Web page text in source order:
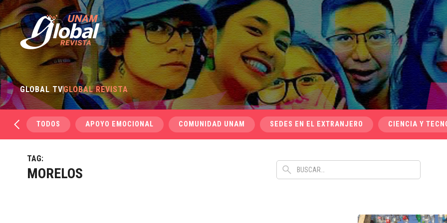
GLOBAL TVGLOBAL REVISTA
TODOS APOYO EMOCIONAL COMUNIDAD UNAM SEDES EN EL EXTRANJERO CIENCIA Y
TAG:
MORELOS